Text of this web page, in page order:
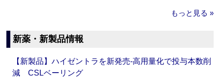
もっと見る »
新薬・新製品情報
【新製品】ハイゼントラを新発売‐高用量化で投与本数削
減 CSLベーリング